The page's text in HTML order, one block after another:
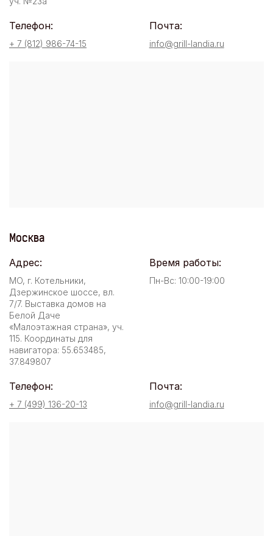
Телефон:
+ 7 (812) 986-74-15
Почта:
info@grill-landia.ru
Москва
Адрес:
МО, г. Котельники,
Дзержинское шоссе, вл.
7/7. Выставка домов на
Белой Даче
«Малоэтажная страна», уч.
115. Координаты для
навигатора: 55.653485,
37.849807
Время работы:
Пн-Вс: 10:00-19:00
Телефон:
+ 7 (499) 136-20-13
Почта:
info@grill-landia.ru